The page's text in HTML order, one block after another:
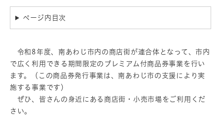
ページ内目次
令和8年度、南あわじ市内の商店街が連合体となって、市内
で広く利用できる期間限定のプレミアム付商品券事業を行い
ます。（この商品券発行事業は、南あわじ市の支援により実
施する事業です）
ぜひ、皆さんの身近にある商店街・小売市場をご利用くだ
さい。